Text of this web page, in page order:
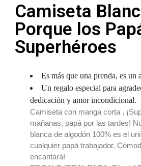
Camiseta
Porque los
Superhéroes
Es más que una prenda, es un
Un regalo especial para
dedicación y amor incondicional.
Camiseta con manga corta ,
mañanas, papá por las tardes!
blanca de algodón 100% es el
cualquier papá trabajador.
encantará!